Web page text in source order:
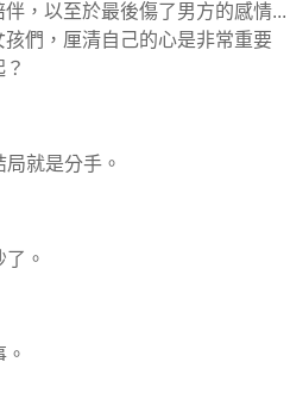
，以至於最後傷了男方的感情...
們，厘清自己的心是非常重要
就是分手。
。